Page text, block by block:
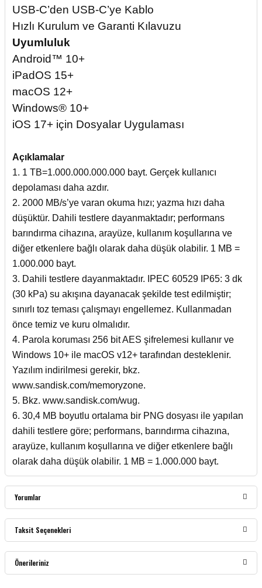
USB-C’den USB-C’ye Kablo
Hızlı Kurulum ve Garanti Kılavuzu
Uyumluluk
Android™ 10+
iPadOS 15+
macOS 12+
Windows® 10+
iOS 17+ için Dosyalar Uygulaması
Açıklamalar
1. 1 TB=1.000.000.000.000 bayt. Gerçek kullanıcı
depolaması daha azdır.
2. 2000 MB/s’ye varan okuma hızı; yazma hızı daha
düşüktür. Dahili testlere dayanmaktadır; performans
barındırma cihazına, arayüze, kullanım koşullarına ve
diğer etkenlere bağlı olarak daha düşük olabilir. 1 MB =
1.000.000 bayt.
3. Dahili testlere dayanmaktadır. IPEC 60529 IP65: 3 dk
(30 kPa) su akışına dayanacak şekilde test edilmiştir;
sınırlı toz teması çalışmayı engellemez. Kullanmadan
önce temiz ve kuru olmalıdır.
4. Parola koruması 256 bit AES şifrelemesi kullanır ve
Windows 10+ ile macOS v12+ tarafından desteklenir.
Yazılım indirilmesi gerekir, bkz.
www.sandisk.com/memoryzone.
5. Bkz. www.sandisk.com/wug.
6. 30,4 MB boyutlu ortalama bir PNG dosyası ile yapılan
dahili testlere göre; performans, barındırma cihazına,
arayüze, kullanım koşullarına ve diğer etkenlere bağlı
olarak daha düşük olabilir. 1 MB = 1.000.000 bayt.
Yorumlar
Bu ürüne ilk yorumu siz yapın!
Taksit Seçenekleri
Önerileriniz